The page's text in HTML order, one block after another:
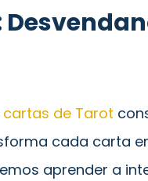
cartas de Tarot
cada carta
aprender a